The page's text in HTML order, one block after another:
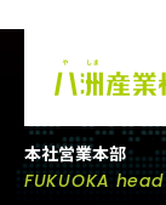
本社営業本部
FUKUOKA